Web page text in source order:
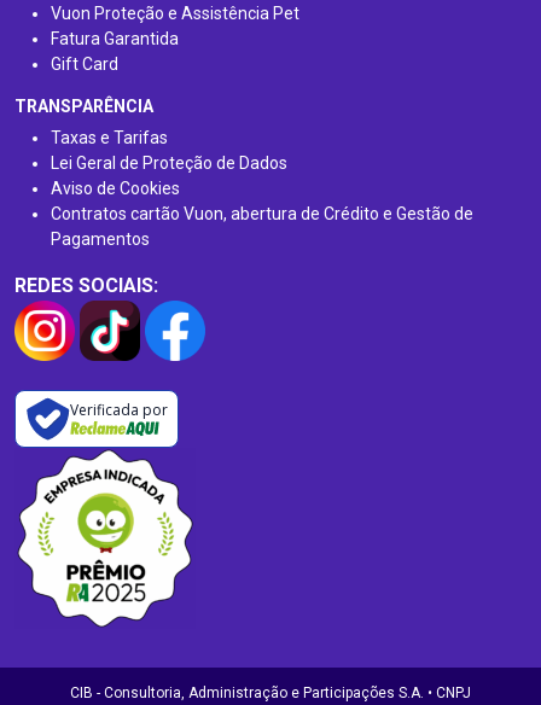
Vuon Proteção e Assistência Pet
Fatura Garantida
Gift Card
TRANSPARÊNCIA
Taxas e Tarifas
Lei Geral de Proteção de Dados
Aviso de Cookies
Contratos cartão Vuon, abertura de Crédito e Gestão de
Pagamentos
REDES SOCIAIS:
Verificada por
CIB - Consultoria, Administração e Participações S.A. • CNPJ